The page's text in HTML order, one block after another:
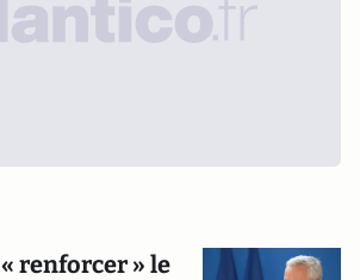
renforcer » le